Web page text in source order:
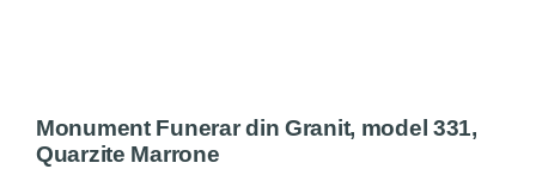
Monument Funerar din Granit, model 331,
Quarzite Marrone